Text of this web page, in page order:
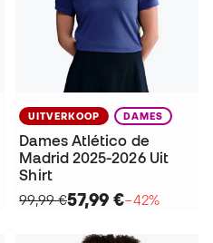
UITVERKOOP DAMES
Dames Atlético de
Madrid 2025-2026 Uit
Shirt
99,99 €57,99 €−42%